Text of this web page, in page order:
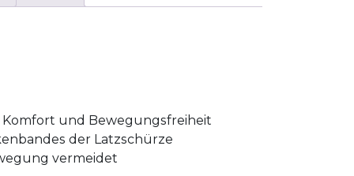
und Bewegungsfreiheit
der Latzschürze
vermeidet